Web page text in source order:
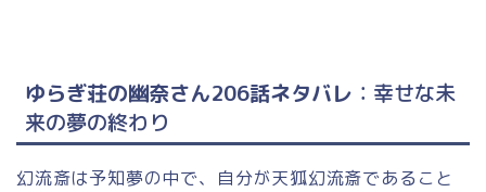
ゆらぎ荘の幽奈さん206話ネタバレ ：幸せな未
来の夢の終わり
幻流斎は予知夢の中で、自分が天狐幻流斎であること